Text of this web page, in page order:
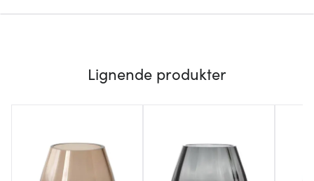
Lignende produkter